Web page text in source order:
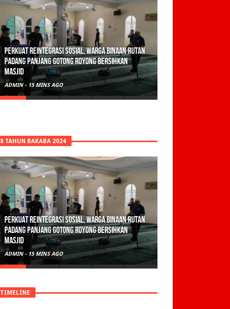
Perkuat Reintegrasi Sosial, Warga Binaan Rutan
Padang Panjang Gotong Royong Bersihkan
Masjid
ADMIN - 15 MINS AGO
8 TAHUN BAKABA 2024
Perkuat Reintegrasi Sosial, Warga Binaan Rutan
Padang Panjang Gotong Royong Bersihkan
Masjid
ADMIN - 15 MINS AGO
TIMELINE